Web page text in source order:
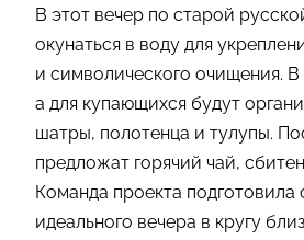
В этот вечер по старой
окунаться в воду для
и символического очищения. В
а для купающихся будут
шатры, полотенца и тулупы.
предложат горячий чай,
Команда проекта
идеального вечера в кругу